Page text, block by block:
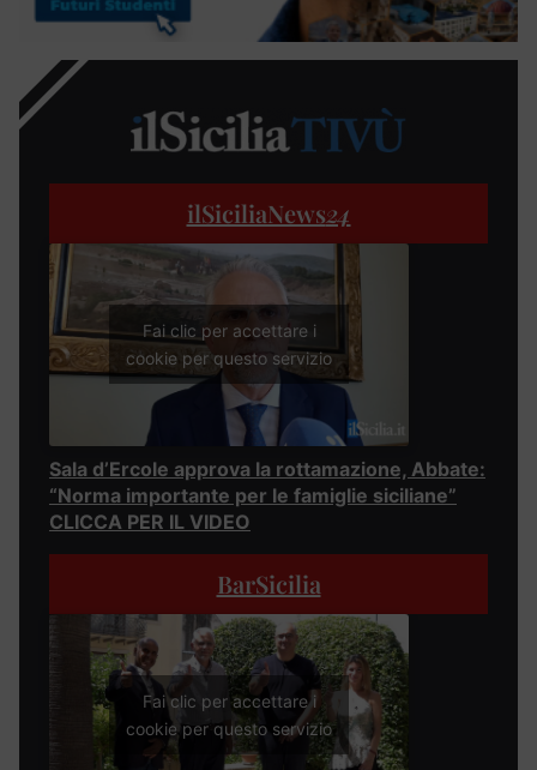
ilSiciliaNews24
Fai clic per accettare i
cookie per questo servizio
Sala d’Ercole approva la rottamazione, Abbate:
“Norma importante per le famiglie siciliane”
CLICCA PER IL VIDEO
BarSicilia
Fai clic per accettare i
cookie per questo servizio